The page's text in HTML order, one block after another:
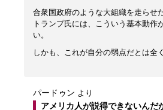
合衆国政府のような大組織を走らせ
トランプ氏には、こういう基本動作
い。
しかも、これが自分の弱点だとは全
パードゥン より
アメリカ人が説得できないんだ